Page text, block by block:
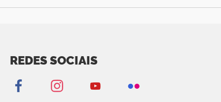
REDES SOCIAIS